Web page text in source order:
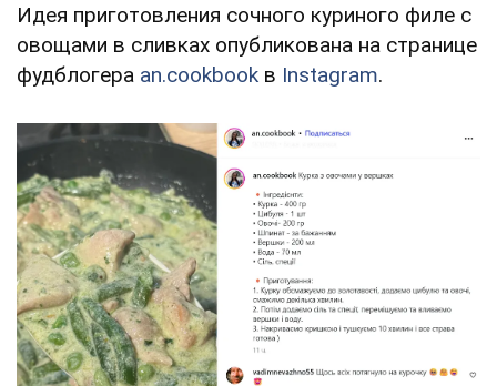
Идея приготовления сочного куриного филе с
овощами в сливках опубликована на странице
фудблогера an.cookbook в Instagram.